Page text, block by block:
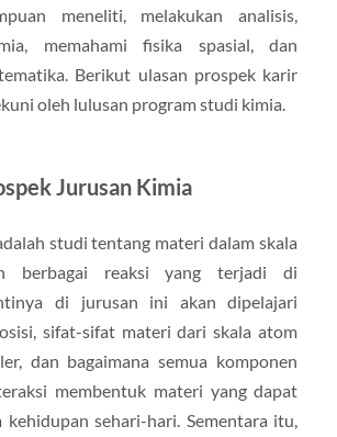
meneliti, melakukan analisis,
memahami fisika spasial, dan
Berikut ulasan prospek karir
oleh lulusan program studi kimia.
Jurusan Kimia
studi tentang materi dalam skala
berbagai reaksi yang terjadi di
di jurusan ini akan dipelajari
sifat-sifat materi dari skala atom
dan bagaimana semua komponen
membentuk materi yang dapat
kehidupan sehari-hari. Sementara itu,